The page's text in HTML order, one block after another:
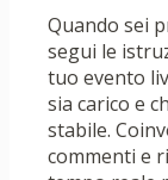
Quando sei
segui le
tuo evento
sia carico e
stabile.
commenti e